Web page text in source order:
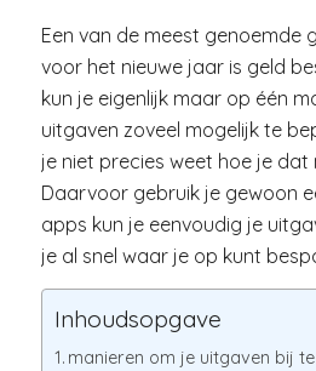
Een van de meest genoemde
voor het nieuwe jaar is geld
kun je eigenlijk maar op één
uitgaven zoveel mogelijk te
je niet precies weet hoe je dat
Daarvoor gebruik je gewoon
apps kun je eenvoudig je
je al snel waar je op kunt
Inhoudsopgave
manieren om je uitgaven bij